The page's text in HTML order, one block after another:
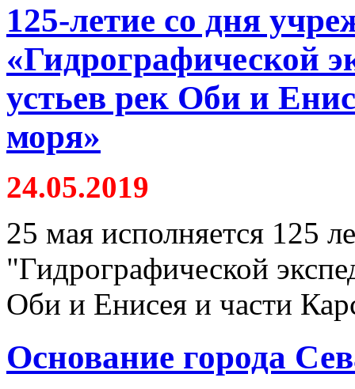
125-летие со дня
«Гидрографической
устьев рек Оби и
моря»
24.05.2019
25 мая исполняется 125
"Гидрографической
Оби и Енисея и части
Основание города